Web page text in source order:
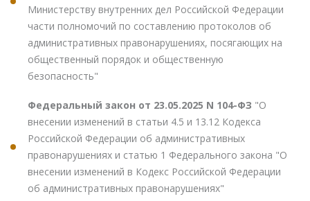
Министерству внутренних дел Российской Федерации
части полномочий по составлению протоколов об
административных правонарушениях, посягающих на
общественный порядок и общественную
безопасность"
Федеральный закон от 23.05.2025 N 104-ФЗ "О
внесении изменений в статьи 4.5 и 13.12 Кодекса
Российской Федерации об административных
правонарушениях и статью 1 Федерального закона "О
внесении изменений в Кодекс Российской Федерации
об административных правонарушениях"